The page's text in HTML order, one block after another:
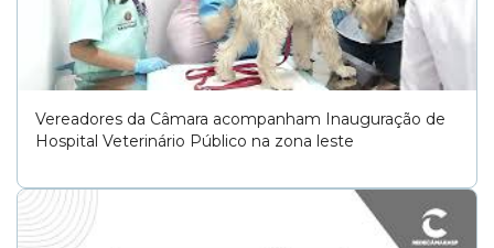
Vereadores da Câmara acompanham Inauguração de
Hospital Veterinário Público na zona leste